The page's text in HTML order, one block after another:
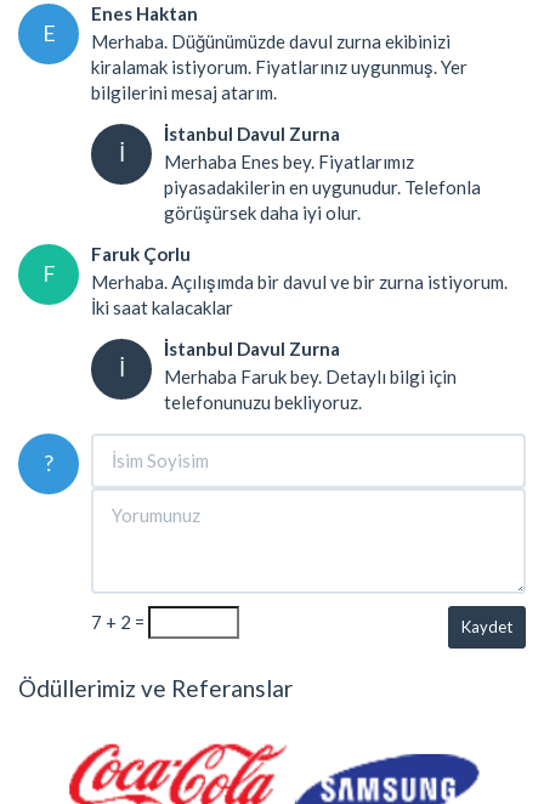
E
Enes Haktan
Merhaba. Düğünümüzde davul zurna ekibinizi
kiralamak istiyorum. Fiyatlarınız uygunmuş. Yer
bilgilerini mesaj atarım.
İ
İstanbul Davul Zurna
Merhaba Enes bey. Fiyatlarımız
piyasadakilerin en uygunudur. Telefonla
görüşürsek daha iyi olur.
F
Faruk Çorlu
Merhaba. Açılışımda bir davul ve bir zurna istiyorum.
İki saat kalacaklar
İ
İstanbul Davul Zurna
Merhaba Faruk bey. Detaylı bilgi için
telefonunuzu bekliyoruz.
?
7 + 2 = Kaydet
Ödüllerimiz ve Referanslar